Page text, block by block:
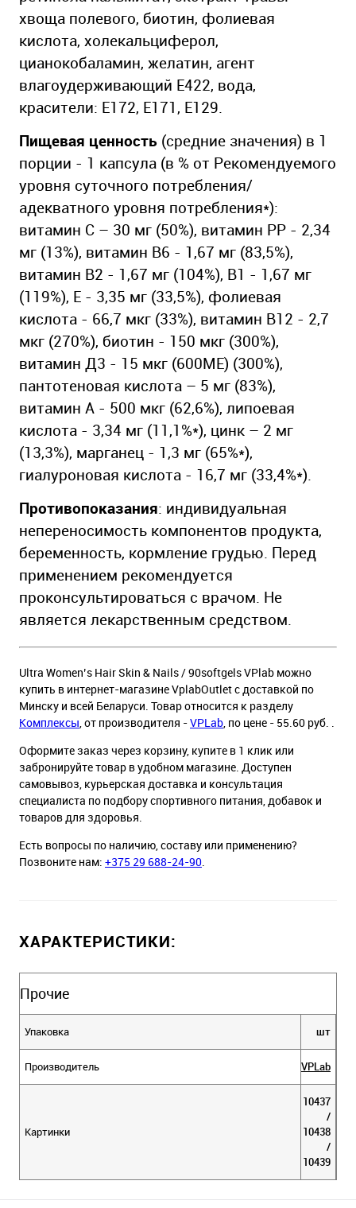
хвоща полевого, биотин, фолиевая
кислота, холекальциферол,
цианокобаламин, желатин, агент
влагоудерживающий Е422, вода,
красители: Е172, Е171, Е129.
Пищевая ценность (средние значения) в 1
порции - 1 капсула (в % от Рекомендуемого
уровня суточного потребления/
адекватного уровня потребления*):
витамин С – 30 мг (50%), витамин РР - 2,34
мг (13%), витамин В6 - 1,67 мг (83,5%),
витамин В2 - 1,67 мг (104%), В1 - 1,67 мг
(119%), Е - 3,35 мг (33,5%), фолиевая
кислота - 66,7 мкг (33%), витамин В12 - 2,7
мкг (270%), биотин - 150 мкг (300%),
витамин Д3 - 15 мкг (600МЕ) (300%),
пантотеновая кислота – 5 мг (83%),
витамин А - 500 мкг (62,6%), липоевая
кислота - 3,34 мг (11,1%*), цинк – 2 мг
(13,3%), марганец - 1,3 мг (65%*),
гиалуроновая кислота - 16,7 мг (33,4%*).
Противопоказания: индивидуальная
непереносимость компонентов продукта,
беременность, кормление грудью. Перед
применением рекомендуется
проконсультироваться с врачом. Не
является лекарственным средством.
Ultra Women’s Hair Skin & Nails / 90softgels VPlab можно
купить в интернет-магазине VplabOutlet с доставкой по
Минску и всей Беларуси. Товар относится к разделу
Комплексы, от производителя -VPLab, по цене - 55.60 руб. .
Оформите заказ через корзину, купите в 1 клик или
забронируйте товар в удобном магазине. Доступен
самовывоз, курьерская доставка и консультация
специалиста по подбору спортивного питания, добавок и
товаров для здоровья.
Есть вопросы по наличию, составу или применению?
Позвоните нам: +375 29 688-24-90.
ХАРАКТЕРИСТИКИ:
Прочие
Упаковка шт
Производитель VPLab
Картинки
10437
/
10438
/
10439